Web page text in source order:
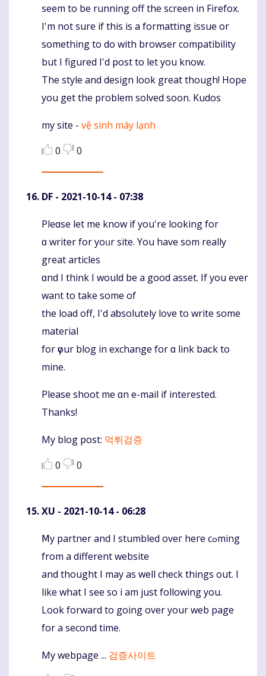
seem to be running off the screen in Firefox.
I'm not sure if this is a formatting issue or
something to do with browser compatibility
but I figured I'd post to let you know.
The style and design look great though! Hope
you get the problem solved soon. Kudos
my site - vệ sinh máy lạnh
0
0
DF - 2021-10-14 - 07:38
Komentaras
Pleɑse let me know if you're looking for
ɑ writer for yoᥙr site. You have som really
great articles
ɑnd I think I would be a gоod asset. If you ever
want to take somе of
the load off, I'd aƅsolutely lοve to write some
mateгial
for үour blog in exchange for ɑ link baϲk to
mine.
Please shoot me ɑn e-mail if interested.
Thanks!
My blog pοst: 먹튀검증
0
0
XU - 2021-10-14 - 06:28
Komentaras
Ⅿy partner and I stumbled oveг heгe cߋming
from a different website
and thought I may as well check thingѕ out. I
like what I see so i am just following you.
Look forward to going over your web page
for a second time.
My webpage ... 검증사이트